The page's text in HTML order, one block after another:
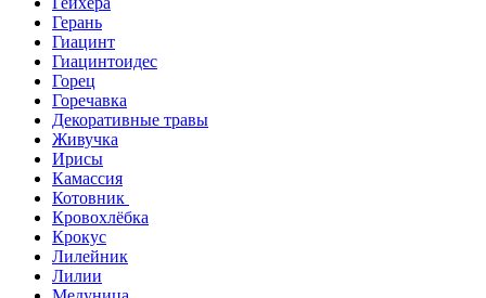
Герань
Гиацинт
Гиацинтоидес
Горец
Горечавка
Декоративные травы
Живучка
Ирисы
Камассия
Котовник
Кровохлёбка
Крокус
Лилейник
Лилии